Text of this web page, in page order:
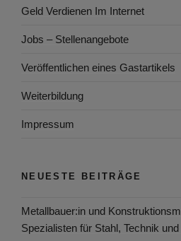
Geld Verdienen Im Internet
Jobs – Stellenangebote
Veröffentlichen eines Gastartikels
Weiterbildung
Impressum
NEUESTE BEITRÄGE
Metallbauer:in und
Spezialisten für Stahl, Technik